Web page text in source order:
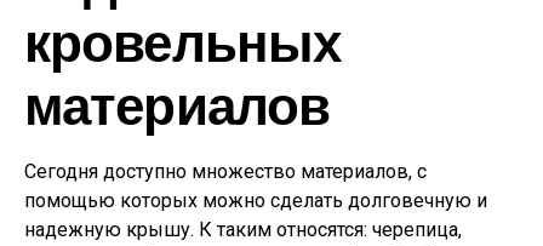
кровельных
материалов
Сегодня доступно множество материалов, с
помощью которых можно сделать долговечную и
надежную крышу. К таким относятся: черепица,